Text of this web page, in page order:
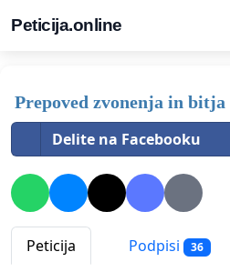
Peticija.online
Prepoved zvonenja in
Delite na Facebooku
Peticija Podpisi 36